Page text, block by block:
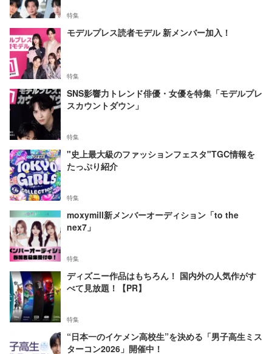
特集
モデルプレス読者モデル 新メンバー加入！
特集
SNS影響力トレンド俳優・女優を特集「モデルプレ
スカウントダウン」
特集
"史上最大級のファッションフェスタ"TGC情報を
たっぷり紹介
特集
moxymill新メンバーオーディション「to the
nex7」
特集
ディズニー作品はもちろん！ 国内外の人気作がす
べて見放題！【PR】
特集
“日本一のイケメン高校生”を決める「男子高生ミス
ターコン2026」開催中！